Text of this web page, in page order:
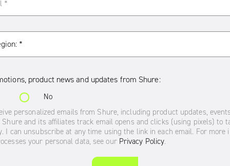
medianas
pequeñas
Seminario web: Aplicación y
demostración de Microflex
Advance